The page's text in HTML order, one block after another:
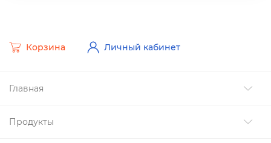
Главная
Продукты
Корзина Личный кабинет